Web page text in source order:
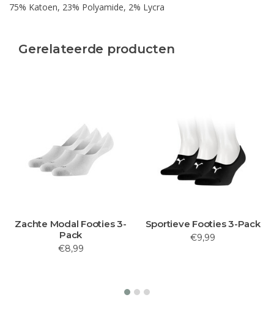
75% Katoen, 23% Polyamide, 2% Lycra
Gerelateerde producten
Zachte Modal Footies 3-
Pack
€8,99
Sportieve Footies 3-Pack
€9,99